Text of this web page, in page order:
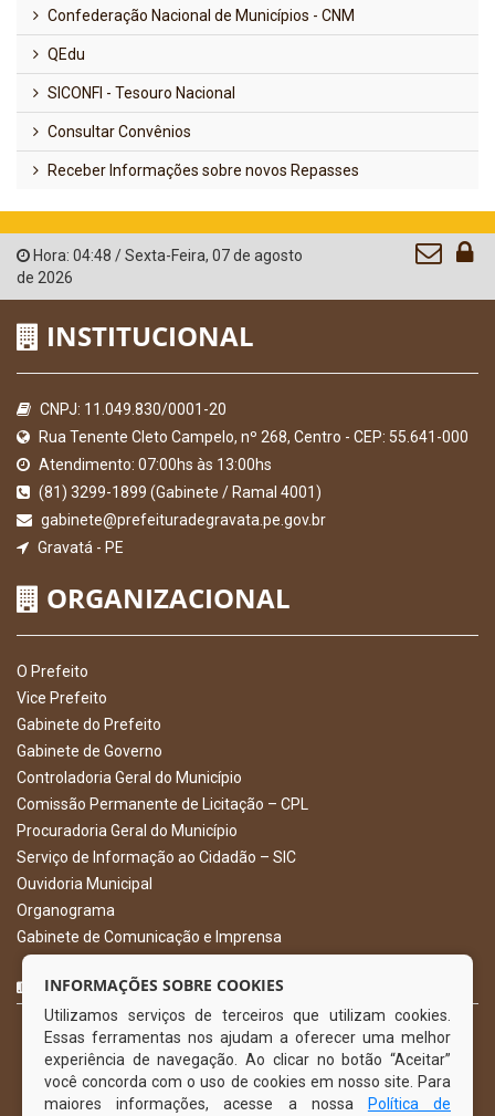
Confederação Nacional de Municípios - CNM
QEdu
SICONFI - Tesouro Nacional
Consultar Convênios
Receber Informações sobre novos Repasses
Hora: 04:48 /Sexta-Feira, 07 de agosto
de 2026
INSTITUCIONAL
CNPJ: 11.049.830/0001-20
Rua Tenente Cleto Campelo, nº 268, Centro - CEP: 55.641-000
Atendimento: 07:00hs às 13:00hs
(81) 3299-1899 (Gabinete / Ramal 4001)
gabinete@prefeituradegravata.pe.gov.br
Gravatá - PE
ORGANIZACIONAL
O Prefeito
Vice Prefeito
Gabinete do Prefeito
Gabinete de Governo
Controladoria Geral do Município
Comissão Permanente de Licitação – CPL
Procuradoria Geral do Município
Serviço de Informação ao Cidadão – SIC
Ouvidoria Municipal
Organograma
Gabinete de Comunicação e Imprensa
CURTA NOSSA FAN PAGE
INFORMAÇÕES SOBRE COOKIES
Utilizamos serviços de terceiros que utilizam cookies.
Essas ferramentas nos ajudam a oferecer uma melhor
experiência de navegação. Ao clicar no botão “Aceitar”
você concorda com o uso de cookies em nosso site. Para
maiores informações, acesse a nossa
Política de